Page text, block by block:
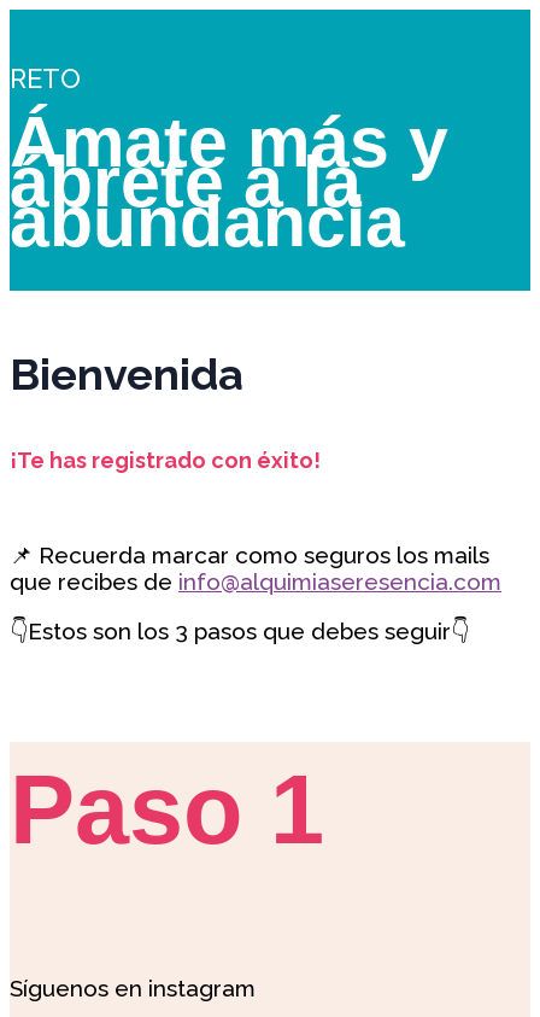
RETO
Ámate más y
ábrete a la
abundancia
Bienvenida
¡Te has registrado con éxito!
📌 Recuerda marcar como seguros los mails
que recibes de info@alquimiaseresencia.com
👇Estos son los 3 pasos que debes seguir👇
Paso 1
Síguenos en instagram